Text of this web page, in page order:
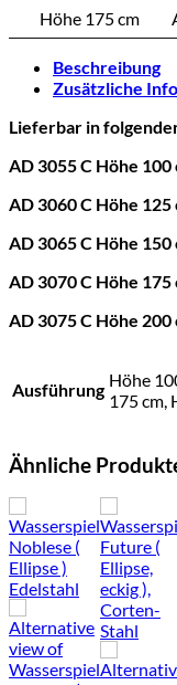
Höhe 175 cm
Beschreibung
Zusätzliche
Lieferbar in
AD 3055 C Höhe
AD 3060 C Höhe
AD 3065 C Höhe
AD 3070 C Höhe
AD 3075 C Höhe
Ausführung Höhe
175 cm,
Ähnliche